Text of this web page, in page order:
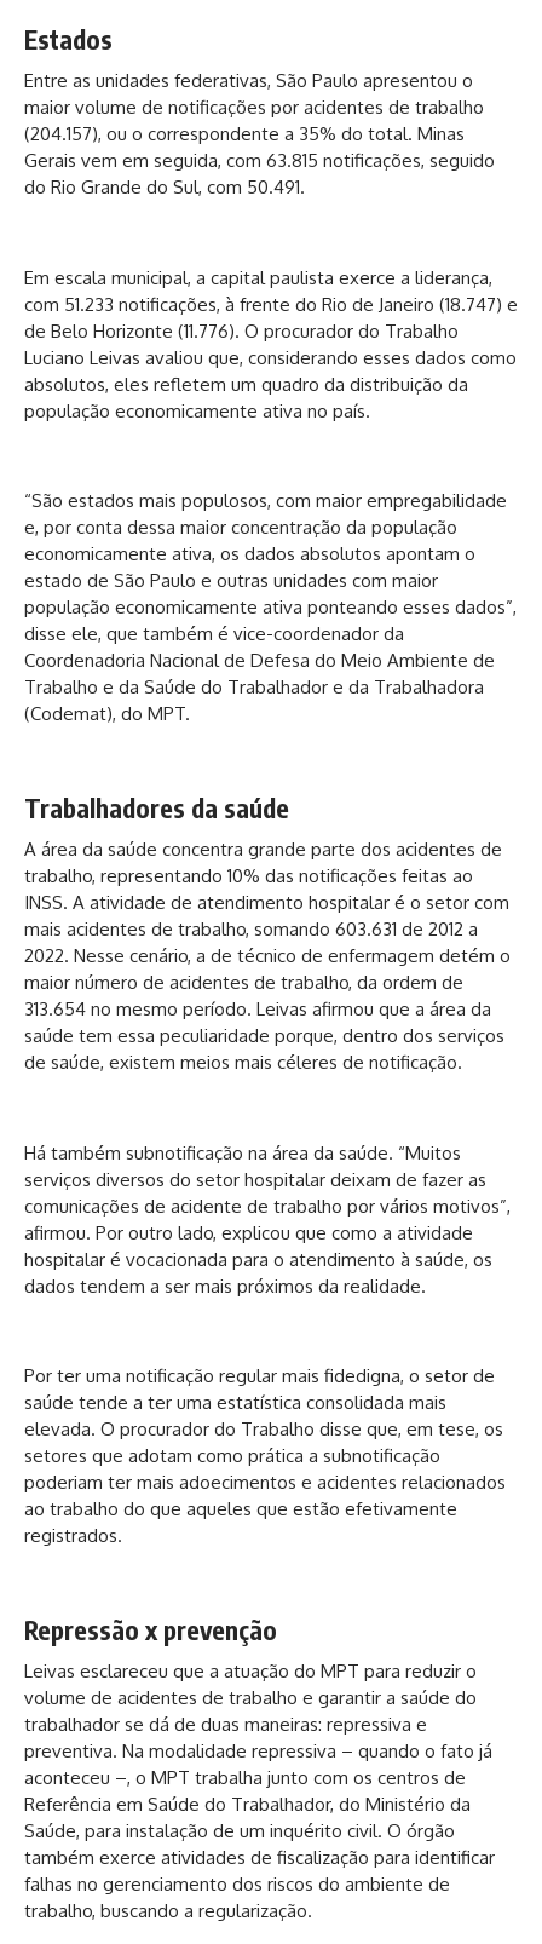
Estados
Entre as unidades federativas, São Paulo apresentou o
maior volume de notificações por acidentes de trabalho
(204.157), ou o correspondente a 35% do total. Minas
Gerais vem em seguida, com 63.815 notificações, seguido
do Rio Grande do Sul, com 50.491.
Em escala municipal, a capital paulista exerce a liderança,
com 51.233 notificações, à frente do Rio de Janeiro (18.747) e
de Belo Horizonte (11.776). O procurador do Trabalho
Luciano Leivas avaliou que, considerando esses dados como
absolutos, eles refletem um quadro da distribuição da
população economicamente ativa no país.
“São estados mais populosos, com maior empregabilidade
e, por conta dessa maior concentração da população
economicamente ativa, os dados absolutos apontam o
estado de São Paulo e outras unidades com maior
população economicamente ativa ponteando esses dados”,
disse ele, que também é vice-coordenador da
Coordenadoria Nacional de Defesa do Meio Ambiente de
Trabalho e da Saúde do Trabalhador e da Trabalhadora
(Codemat), do MPT.
Trabalhadores da saúde
A área da saúde concentra grande parte dos acidentes de
trabalho, representando 10% das notificações feitas ao
INSS. A atividade de atendimento hospitalar é o setor com
mais acidentes de trabalho, somando 603.631 de 2012 a
2022. Nesse cenário, a de técnico de enfermagem detém o
maior número de acidentes de trabalho, da ordem de
313.654 no mesmo período. Leivas afirmou que a área da
saúde tem essa peculiaridade porque, dentro dos serviços
de saúde, existem meios mais céleres de notificação.
Há também subnotificação na área da saúde. “Muitos
serviços diversos do setor hospitalar deixam de fazer as
comunicações de acidente de trabalho por vários motivos”,
afirmou. Por outro lado, explicou que como a atividade
hospitalar é vocacionada para o atendimento à saúde, os
dados tendem a ser mais próximos da realidade.
Por ter uma notificação regular mais fidedigna, o setor de
saúde tende a ter uma estatística consolidada mais
elevada. O procurador do Trabalho disse que, em tese, os
setores que adotam como prática a subnotificação
poderiam ter mais adoecimentos e acidentes relacionados
ao trabalho do que aqueles que estão efetivamente
registrados.
Repressão x prevenção
Leivas esclareceu que a atuação do MPT para reduzir o
volume de acidentes de trabalho e garantir a saúde do
trabalhador se dá de duas maneiras: repressiva e
preventiva. Na modalidade repressiva – quando o fato já
aconteceu –, o MPT trabalha junto com os centros de
Referência em Saúde do Trabalhador, do Ministério da
Saúde, para instalação de um inquérito civil. O órgão
também exerce atividades de fiscalização para identificar
falhas no gerenciamento dos riscos do ambiente de
trabalho, buscando a regularização.